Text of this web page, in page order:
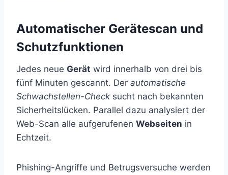
Automatischer Gerätescan und
Schutzfunktionen
Jedes neue Gerät wird innerhalb von drei bis
fünf Minuten gescannt. Der automatische
Schwachstellen-Check sucht nach bekannten
Sicherheitslücken. Parallel dazu analysiert der
Web-Scan alle aufgerufenen Webseiten in
Echtzeit.
Phishing-Angriffe und Betrugsversuche werden